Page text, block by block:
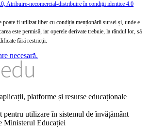
Atribuire-necomercial-distribuire în condiţii identice 4.0
poate fi utilizat liber cu condiția menționării sursei și, unde e
este permisă, iar operele derivate trebuie, la rândul lor, să
fără restricții.
necesară.
platforme și resurse educaționale
utilizare în sistemul de învățământ
Ministerul Educației